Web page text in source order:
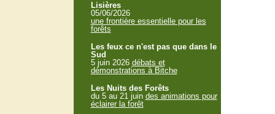
Lisières
05/06/2026
une frontière essentielle pour les
forêts
Les feux ce n'est pas que dans le
Sud
5 juin 2026 débats et
démonstrations à Bitche
Les Nuits des Forêts
du 5 au 21 juin des animations pour
éclairer la forêt